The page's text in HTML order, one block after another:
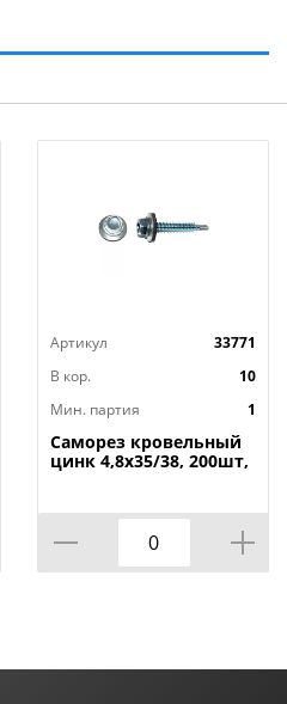
Артикул
33771
В кор.
10
Мин. партия
1
Саморез кровельный
цинк 4,8х35/38, 200шт,